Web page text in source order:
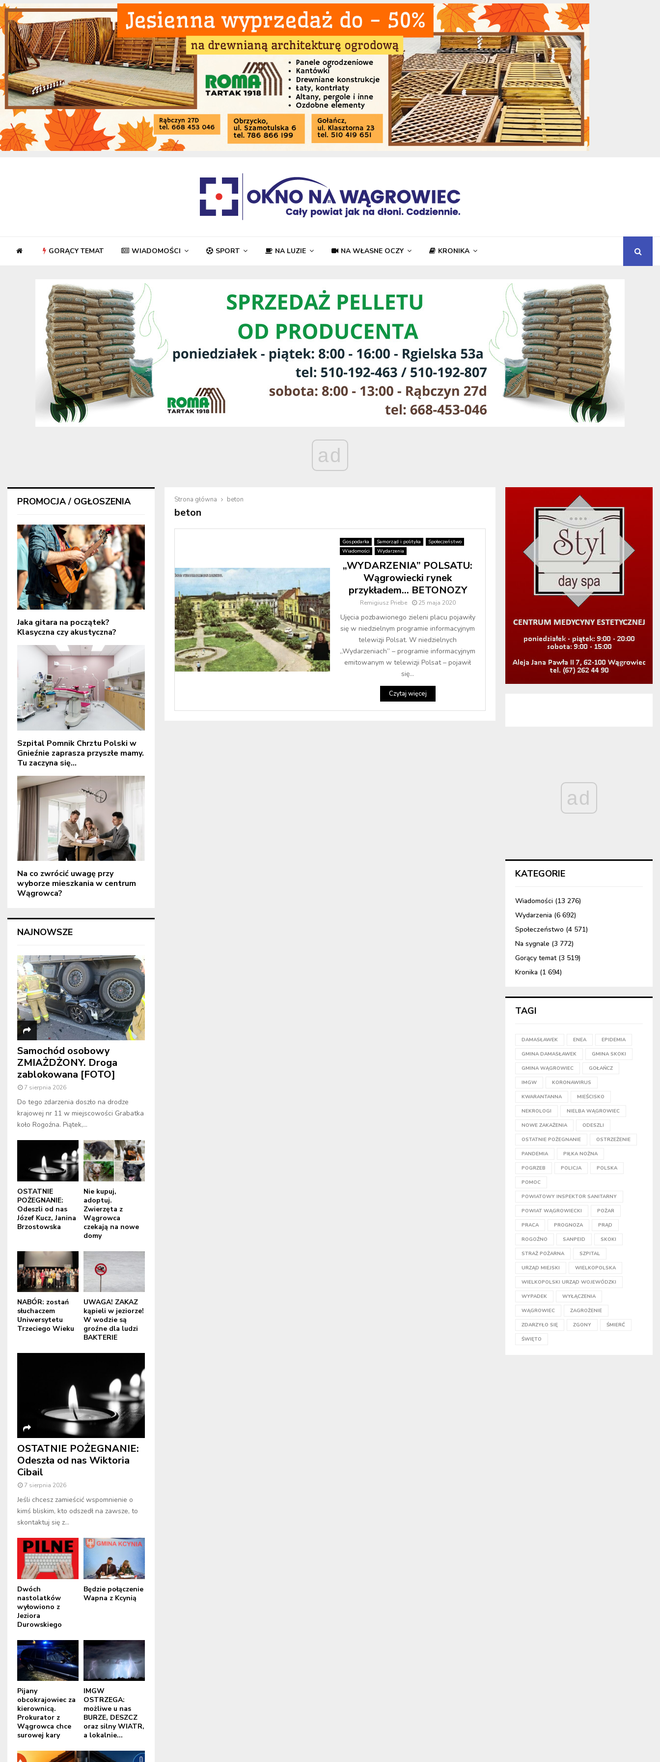
GORĄCY TEMAT WIADOMOŚCI SPORT NA LUZIE NA WŁASNE OCZY KRONIKA
ad
Strona główna beton
beton
Gospodarka Samorząd i polityka
Społeczeństwo
Wiadomości
Wydarzenia
„WYDARZENIA” POLSATU:
Wągrowiecki rynek
przykładem… BETONOZY
Remigiusz Priebe 25 maja 2020
Ujęcia pozbawionego zieleni placu pojawiły
się w niedzielnym programie informacyjnym
telewizji Polsat. W niedzielnych
„Wydarzeniach” – programie informacyjnym
emitowanym w telewizji Polsat – pojawił
się...
Czytaj więcej
PROMOCJA / OGŁOSZENIA
Jaka gitara na początek?
Klasyczna czy akustyczna?
Szpital Pomnik Chrztu Polski w
Gnieźnie zaprasza przyszłe mamy.
Tu zaczyna się...
Na co zwrócić uwagę przy
wyborze mieszkania w centrum
Wągrowca?
NAJNOWSZE
Samochód osobowy
ZMIAŻDŻONY. Droga
zablokowana [FOTO]
7 sierpnia 2026
Do tego zdarzenia doszło na drodze
krajowej nr 11 w miejscowości Grabatka
koło Rogoźna. Piątek,...
OSTATNIE
POŻEGNANIE:
Odeszli od nas
Józef Kucz, Janina
Brzostowska
Nie kupuj,
adoptuj.
Zwierzęta z
Wągrowca
czekają na nowe
domy
NABÓR: zostań
słuchaczem
Uniwersytetu
Trzeciego Wieku
UWAGA! ZAKAZ
kąpieli w jeziorze!
W wodzie są
groźne dla ludzi
BAKTERIE
OSTATNIE POŻEGNANIE:
Odeszła od nas Wiktoria
Cibail
7 sierpnia 2026
Jeśli chcesz zamieścić wspomnienie o
kimś bliskim, kto odszedł na zawsze, to
skontaktuj się z...
Dwóch
nastolatków
wyłowiono z
Jeziora
Durowskiego
Będzie połączenie
Wapna z Kcynią
Pijany
obcokrajowiec za
kierownicą.
Prokurator z
Wągrowca chce
surowej kary
IMGW
OSTRZEGA:
możliwe u nas
BURZE, DESZCZ
oraz silny WIATR,
a lokalnie...
ad
KATEGORIE
Wiadomości (13 276)
Wydarzenia (6 692)
Społeczeństwo (4 571)
Na sygnale (3 772)
Gorący temat(3 519)
Kronika (1 694)
TAGI
DAMASŁAWEK ENEA EPIDEMIA
GMINA DAMASŁAWEK GMINA SKOKI
GMINA WĄGROWIEC GOŁAŃCZ
IMGW KORONAWIRUS
KWARANTANNA MIEŚCISKO
NEKROLOGI NIELBA WĄGROWIEC
NOWE ZAKAŻENIA ODESZLI
OSTATNIE POŻEGNANIE OSTRZEŻENIE
PANDEMIA PIŁKA NOŻNA
POGRZEB POLICJA POLSKA
POMOC
POWIATOWY INSPEKTOR SANITARNY
POWIAT WĄGROWIECKI POŻAR
PRACA PROGNOZA PRĄD
ROGOŹNO SANPEID SKOKI
STRAŻ POŻARNA SZPITAL
URZĄD MIEJSKI WIELKOPOLSKA
WIELKOPOLSKI URZĄD WOJEWÓDZKI
WYPADEK WYŁĄCZENIA
WĄGROWIEC ZAGROŻENIE
ZDARZYŁO SIĘ ZGONY ŚMIERĆ
ŚWIĘTO